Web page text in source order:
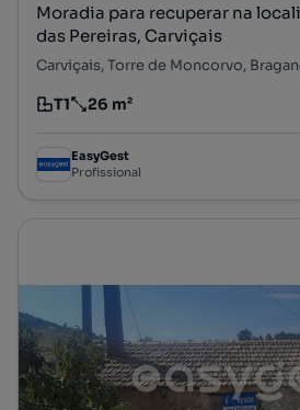
Moradia para recuperar na
das Pereiras, Carviçais
Carviçais, Torre de Moncorvo,
Tipologia
T1
Preço por metro quadrado
26 m²
EasyGest
Profissional